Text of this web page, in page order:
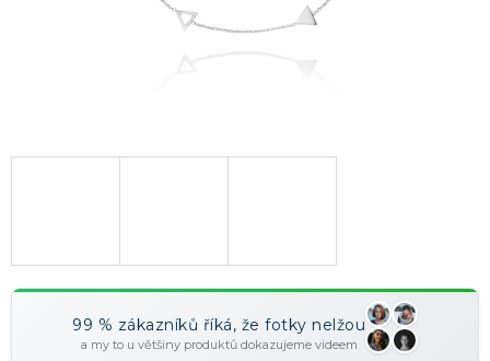
99 % zákazníků říká, že fotky nelžou
a my to u většiny produktů dokazujeme videem